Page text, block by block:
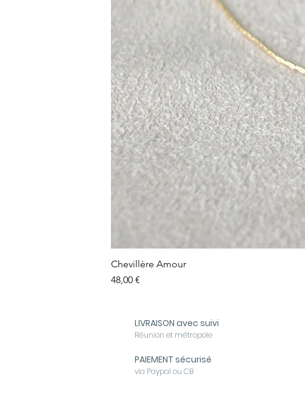
Chevillère Amour
Prix
48,00 €
LIVRAISON avec suivi
Réunion et métropole
PAIEMENT sécurisé
via Paypal ou CB